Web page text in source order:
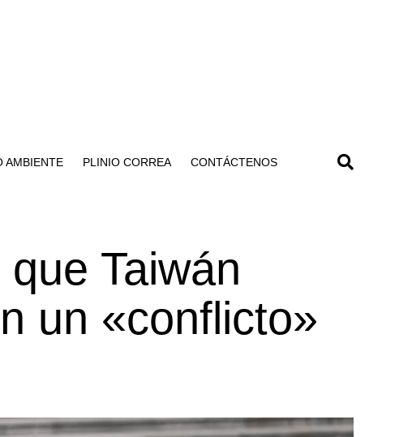
AMBIENTE PLINIO CORREA CONTÁCTENOS
Taiwán
un «conflicto»